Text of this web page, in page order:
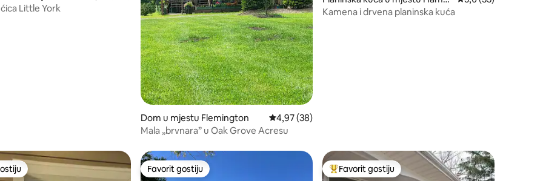
Little York
Dom u mjestu Flemington Prosječna ocjena: 4,97 od 5, recenzija: 38
4,97 (38)
Mala „brvnara” u Oak Grove Acresu
on
Kamena i drvena planinska kuća
Favorit gostiju
Favorit gostiju Glavni favorit gostiju
Favorit gostiju